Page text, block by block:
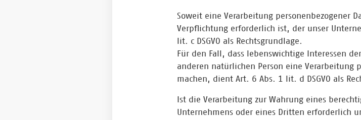
Soweit eine Verarbeitung personenbezogener
Verpflichtung erforderlich ist, der unser
lit. c DSGVO als Rechtsgrundlage.
Für den Fall, dass lebenswichtige Interessen
anderen natürlichen Person eine Verarbeitung
machen, dient Art. 6 Abs. 1 lit. d DSGVO als
Ist die Verarbeitung zur Wahrung eines
Unternehmens oder eines Dritten erforderlich